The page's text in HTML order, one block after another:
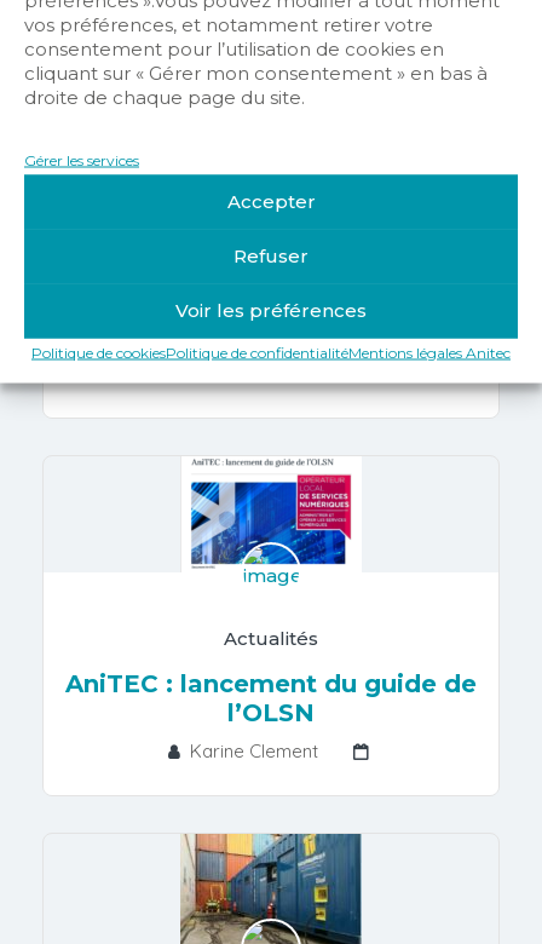
vos préférences, et notamment retirer votre
consentement pour l’utilisation de cookies en
cliquant sur « Gérer mon consentement » en bas à
droite de chaque page du site.
Gérer les services
Accepter
Refuser
Voir les préférences
Politique de cookiesPolitique de confidentialitéMentions légales Anitec
maintenance de systèmes de
désenfumage naturel
Actualités
AniTEC : lancement du guide de
l’OLSN
Karine Clement